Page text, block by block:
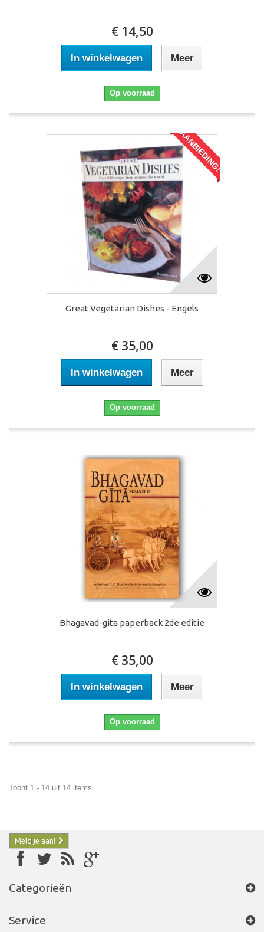
€ 14,50
In winkelwagen Meer
Op voorraad
AANBIEDING!
Great Vegetarian Dishes - Engels
€ 35,00
In winkelwagen Meer
Op voorraad
Bhagavad-gita paperback 2de editie
€ 35,00
In winkelwagen Meer
Op voorraad
Toont 1 - 14 uit 14 items
Meld je aan!
Categorieën
Service